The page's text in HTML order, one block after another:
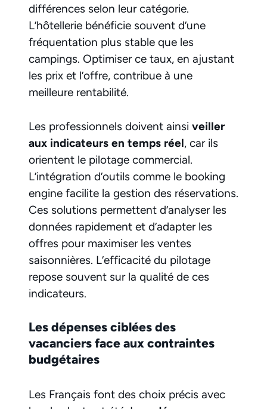
différences selon leur catégorie.
L’hôtellerie bénéficie souvent d’une
fréquentation plus stable que les
campings. Optimiser ce taux, en ajustant
les prix et l’offre, contribue à une
meilleure rentabilité.
Les professionnels doivent ainsi veiller
aux indicateurs en temps réel, car ils
orientent le pilotage commercial.
L’intégration d’outils comme le booking
engine facilite la gestion des réservations.
Ces solutions permettent d’analyser les
données rapidement et d’adapter les
offres pour maximiser les ventes
saisonnières. L’efficacité du pilotage
repose souvent sur la qualité de ces
indicateurs.
Les dépenses ciblées des
vacanciers face aux contraintes
budgétaires
Les Français font des choix précis avec